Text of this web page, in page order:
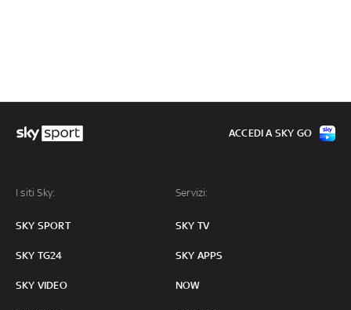
I siti Sky:
SKY SPORT
SKY TG24
SKY VIDEO
Servizi:
SKY TV
SKY APPS
NOW
ACCEDI A SKY GO